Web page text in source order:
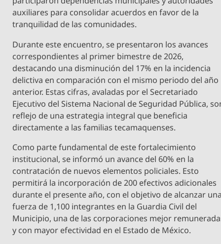
auxiliares para consolidar acuerdos en favor de la
tranquilidad de las comunidades.
Durante este encuentro, se presentaron los avances
correspondientes al primer bimestre de 2026,
destacando una disminución del 17% en la incidencia
delictiva en comparación con el mismo periodo del año
anterior. Estas cifras, avaladas por el Secretariado
Ejecutivo del Sistema Nacional de Seguridad Pública,
reflejo de una estrategia integral que beneficia
directamente a las familias tecamaquenses.
Como parte fundamental de este fortalecimiento
institucional, se informó un avance del 60% en la
contratación de nuevos elementos policiales. Esto
permitirá la incorporación de 200 efectivos adicionales
durante el presente año, con el objetivo de alcanzar
fuerza de 1,100 integrantes en la Guardia Civil del
Municipio, una de las corporaciones mejor
y con mayor efectividad en el Estado de México.